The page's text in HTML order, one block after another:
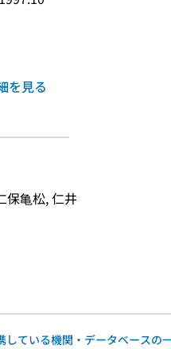
を見る
保亀松, 仁井
している機関・データベースの